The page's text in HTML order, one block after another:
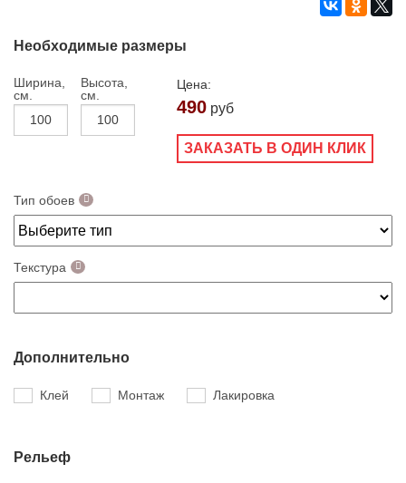
Необходимые размеры
Ширина,
см.
Высота,
см.
Цена:
490 руб
ЗАКАЗАТЬ В ОДИН КЛИК
Тип обоев
Текстура
Дополнительно
Клей Монтаж Лакировка
Рельеф